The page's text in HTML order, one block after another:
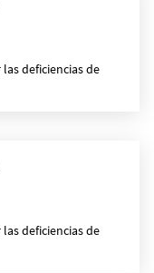
deficiencias de
deficiencias de